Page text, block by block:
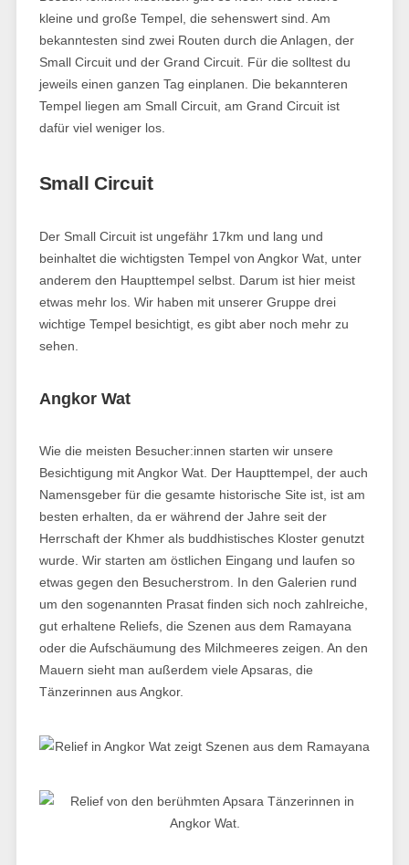
kleine und große Tempel, die sehenswert sind. Am
bekanntesten sind zwei Routen durch die Anlagen, der
Small Circuit und der Grand Circuit. Für die solltest du
jeweils einen ganzen Tag einplanen. Die bekannteren
Tempel liegen am Small Circuit, am Grand Circuit ist
dafür viel weniger los.
Small Circuit
Der Small Circuit ist ungefähr 17km und lang und
beinhaltet die wichtigsten Tempel von Angkor Wat, unter
anderem den Haupttempel selbst. Darum ist hier meist
etwas mehr los. Wir haben mit unserer Gruppe drei
wichtige Tempel besichtigt, es gibt aber noch mehr zu
sehen.
Angkor Wat
Wie die meisten Besucher:innen starten wir unsere
Besichtigung mit Angkor Wat. Der Haupttempel, der auch
Namensgeber für die gesamte historische Site ist, ist am
besten erhalten, da er während der Jahre seit der
Herrschaft der Khmer als buddhistisches Kloster genutzt
wurde. Wir starten am östlichen Eingang und laufen so
etwas gegen den Besucherstrom. In den Galerien rund
um den sogenannten Prasat finden sich noch zahlreiche,
gut erhaltene Reliefs, die Szenen aus dem Ramayana
oder die Aufschäumung des Milchmeeres zeigen. An den
Mauern sieht man außerdem viele Apsaras, die
Tänzerinnen aus Angkor.